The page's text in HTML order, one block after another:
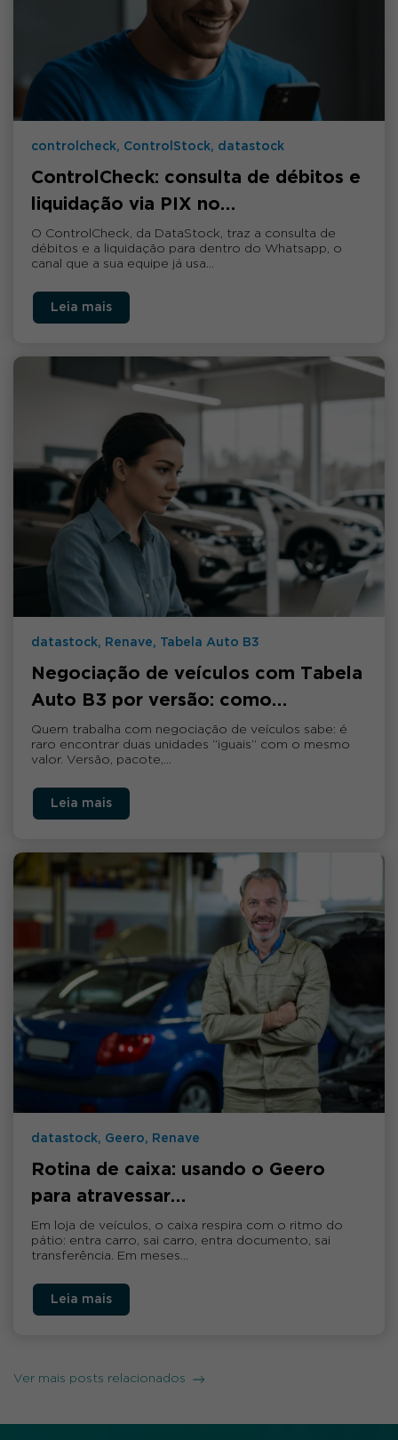
controlcheck, ControlStock, datastock
ControlCheck: consulta de débitos e
liquidação via PIX no…
O ControlCheck, da DataStock, traz a consulta de
débitos e a liquidação para dentro do Whatsapp, o
canal que a sua equipe já usa…
Leia mais
datastock, Renave, Tabela Auto B3
Negociação de veículos com Tabela
Auto B3 por versão: como…
Quem trabalha com negociação de veículos sabe: é
raro encontrar duas unidades “iguais” com o mesmo
valor. Versão, pacote,…
Leia mais
datastock, Geero, Renave
Rotina de caixa: usando o Geero
para atravessar…
Em loja de veículos, o caixa respira com o ritmo do
pátio: entra carro, sai carro, entra documento, sai
transferência. Em meses…
Leia mais
Ver mais posts relacionados